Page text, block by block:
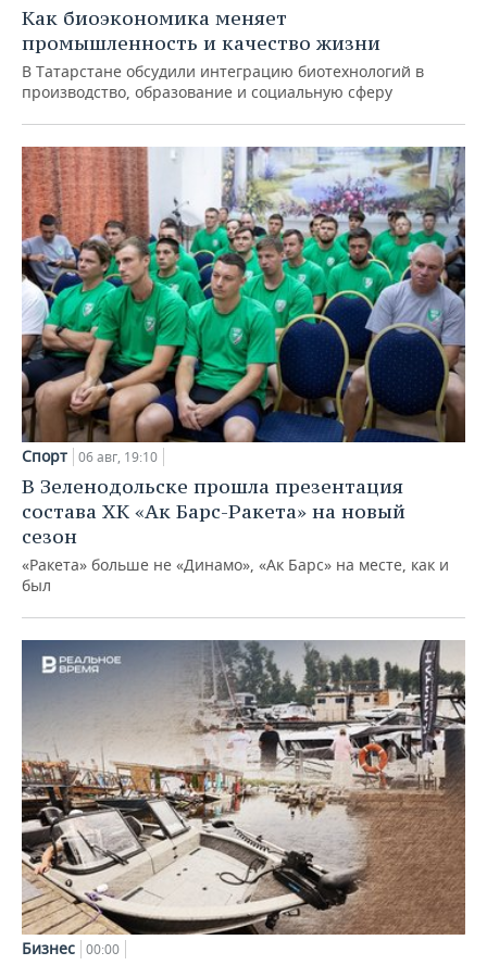
Как биоэкономика меняет
промышленность и качество жизни
В Татарстане обсудили интеграцию биотехнологий в
производство, образование и социальную сферу
Спорт 06 авг, 19:10
В Зеленодольске прошла презентация
состава ХК «Ак Барс-Ракета» на новый
сезон
«Ракета» больше не «Динамо», «Ак Барс» на месте, как и
был
Бизнес 00:00